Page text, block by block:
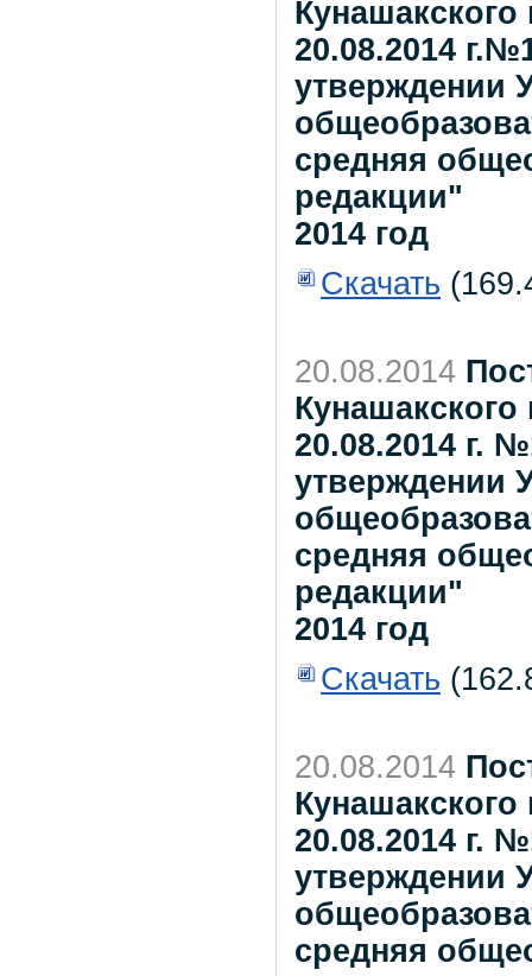
20.08.2014
утверждении
средняя
редакции"
2014 год
Скачать
20.08.2014
20.08.2014 г.
утверждении
средняя
редакции"
2014 год
Скачать
20.08.2014
20.08.2014 г.
утверждении
средняя